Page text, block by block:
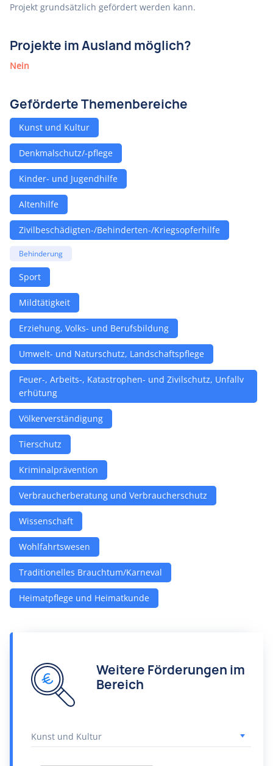
Projekt grundsätzlich gefördert werden kann.
Projekte im Ausland möglich?
Nein
Geförderte Themenbereiche
Kunst und Kultur
Denkmalschutz/-pflege
Kinder- und Jugendhilfe
Altenhilfe
Zivilbeschädigten-/Behinderten-/Kriegsopferhilfe
Behinderung
Sport
Mildtätigkeit
Erziehung, Volks- und Berufsbildung
Umwelt- und Naturschutz, Landschaftspflege
Feuer-, Arbeits-, Katastrophen- und Zivilschutz, Unfallv
erhütung
Völkerverständigung
Tierschutz
Kriminalprävention
Verbraucherberatung und Verbraucherschutz
Wissenschaft
Wohlfahrtswesen
Traditionelles Brauchtum/Karneval
Heimatpflege und Heimatkunde
Weitere Förderungen im
Bereich